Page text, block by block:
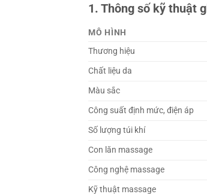
1. Thông số kỹ thuật
MÔ HÌNH
Thương hiệu
Chất liệu da
Màu sắc
Công suất định mức, điện áp
Số lượng túi khí
Con lăn massage
Công nghệ massage
Kỹ thuật massage